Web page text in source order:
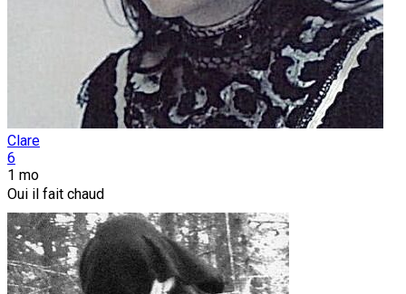
Clare
6
1 mo
Oui il fait chaud